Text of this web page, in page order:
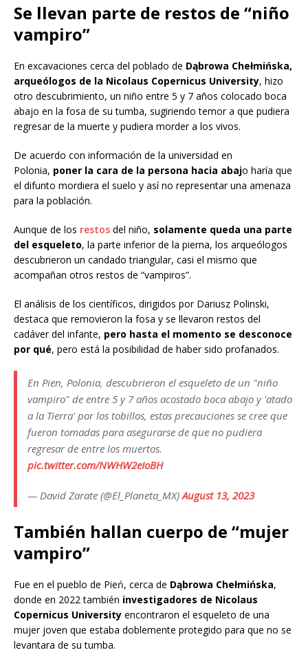
Se llevan parte de restos de “niño
vampiro”
En excavaciones cerca del poblado de Dąbrowa Chełmińska,
arqueólogos de la Nicolaus Copernicus University, hizo
otro descubrimiento, un niño entre 5 y 7 años colocado boca
abajo en la fosa de su tumba, sugiriendo temor a que pudiera
regresar de la muerte y pudiera morder a los vivos.
De acuerdo con información de la universidad en
Polonia, poner la cara de la persona hacia abajo haría que
el difunto mordiera el suelo y así no representar una amenaza
para la población.
Aunque de los restos del niño, solamente queda una parte
del esqueleto, la parte inferior de la pierna, los arqueólogos
descubrieron un candado triangular, casi el mismo que
acompañan otros restos de “vampiros”.
El análisis de los científicos, dirigidos por Dariusz Polinski,
destaca que removieron la fosa y se llevaron restos del
cadáver del infante, pero hasta el momento se desconoce
por qué, pero está la posibilidad de haber sido profanados.
En Pien, Polonia, descubrieron el esqueleto de un "niño
vampiro" de entre 5 y 7 años acostado boca abajo y 'atado
a la Tierra' por los tobillos, estas precauciones se cree que
fueron tomadas para asegurarse de que no pudiera
regresar de entre los muertos.
pic.twitter.com/NWHW2eIoBH
— David Zarate (@El_Planeta_MX)August 13, 2023
También hallan cuerpo de “mujer
vampiro”
Fue en el pueblo de Pień, cerca de Dąbrowa Chełmińska,
donde en 2022 también investigadores de Nicolaus
Copernicus University encontraron el esqueleto de una
mujer joven que estaba doblemente protegido para que no se
levantara de su tumba.